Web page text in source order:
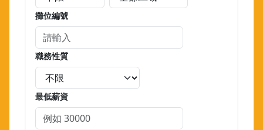
攤位編號
職務性質
最低薪資